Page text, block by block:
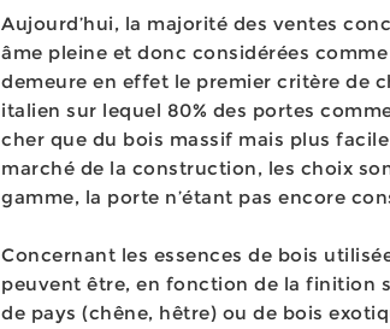
Aujourd’hui, la majorité des ventes
âme pleine et donc considérées
demeure en effet le premier critère de
italien sur lequel 80% des portes
cher que du bois massif mais plus
marché de la construction, les choix
gamme, la porte n’étant pas encore
Concernant les essences de bois
peuvent être, en fonction de la finition
de pays (chêne, hêtre) ou de bois